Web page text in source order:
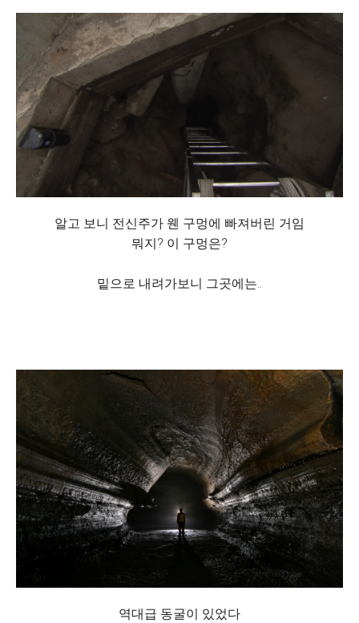
알고 보니 전신주가 웬 구멍에 빠져버린 거임
뭐지? 이 구멍은?
밑으로 내려가보니 그곳에는..
역대급 동굴이 있었다